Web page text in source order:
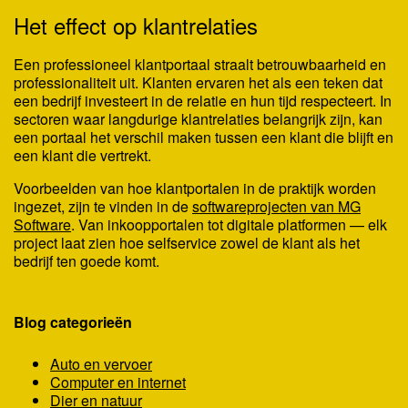
Het effect op klantrelaties
Een professioneel klantportaal straalt betrouwbaarheid en
professionaliteit uit. Klanten ervaren het als een teken dat
een bedrijf investeert in de relatie en hun tijd respecteert. In
sectoren waar langdurige klantrelaties belangrijk zijn, kan
een portaal het verschil maken tussen een klant die blijft en
een klant die vertrekt.
Voorbeelden van hoe klantportalen in de praktijk worden
ingezet, zijn te vinden in desoftwareprojecten van MG
Software. Van inkoopportalen tot digitale platformen — elk
project laat zien hoe selfservice zowel de klant als het
bedrijf ten goede komt.
Blog categorieën
Auto en vervoer
Computer en internet
Dier en natuur